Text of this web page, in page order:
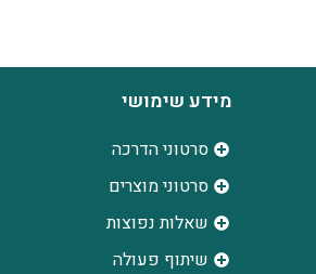
מידע שימושי
סרטוני הדרכה
סרטוני מוצרים
שאלות נפוצות
שיתוף פעולה